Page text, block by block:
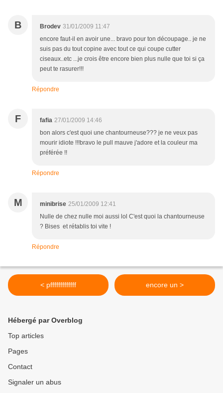
B Brodev 31/01/2009 11:47
encore faut-il en avoir une... bravo pour ton découpage.. je ne
suis pas du tout copine avec tout ce qui coupe cutter
ciseaux..etc ...je crois être encore bien plus nulle que toi si ça
peut te rasurer!!!
Répondre
F fafia 27/01/2009 14:46
bon alors c'est quoi une chantourneuse??? je ne veux pas
mourir idiote !!!bravo le pull mauve j'adore et la couleur ma
préférée !!
Répondre
M minibrise 25/01/2009 12:41
Nulle de chez nulle moi aussi lol C'est quoi la chantourneuse
? Bises et rétablis toi vite !
Répondre
< pfffffffffffff encore un >
Hébergé par Overblog
Top articles
Pages
Contact
Signaler un abus